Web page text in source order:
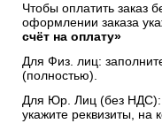
Чтобы оплатить заказ
оформлении заказа
счёт на оплату»
Для Физ. лиц:
(полностью).
Для Юр. Лиц (без НДС):
укажите реквизиты, на